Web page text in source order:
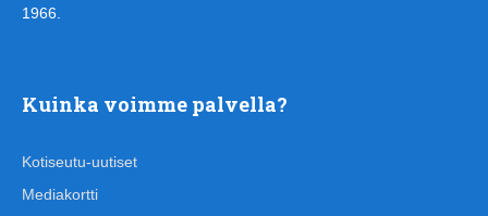
1966.
Kuinka voimme palvella?
Kotiseutu-uutiset
Mediakortti